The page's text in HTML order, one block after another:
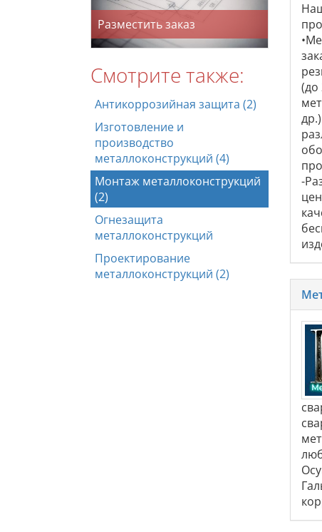
Разместить заказ
Смотрите также:
Антикоррозийная защита (2)
Изготовление и
производство
металлоконструкций (4)
Монтаж металлоконструкций
(2)
Огнезащита
металлоконструкций
Проектирование
металлоконструкций (2)
(до
-